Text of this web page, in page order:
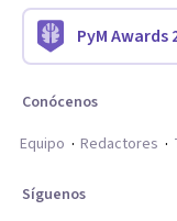
PyM Awards
Conócenos
Equipo
Redactores
Síguenos